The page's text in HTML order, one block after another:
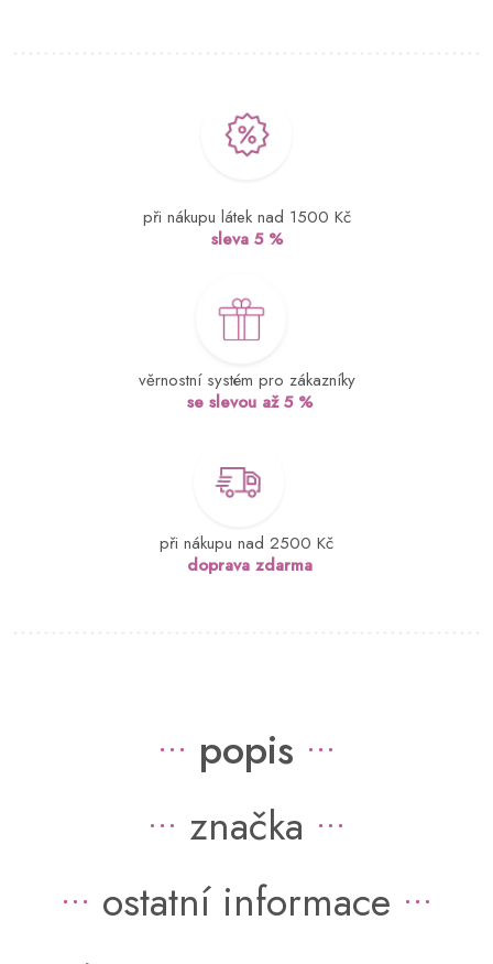
při nákupu látek nad 1500 Kč
sleva 5 %
věrnostní systém pro zákazníky
se slevou až 5 %
při nákupu nad 2500 Kč
doprava zdarma
popis
značka
ostatní informace